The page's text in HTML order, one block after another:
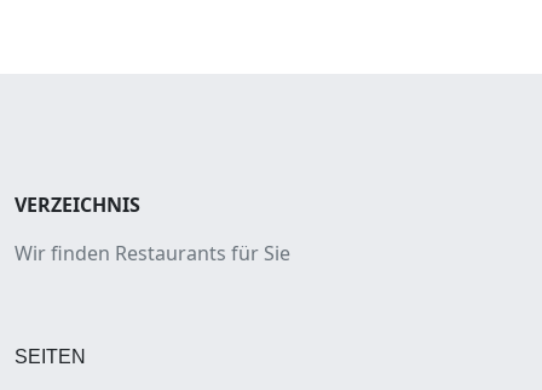
VERZEICHNIS
Wir finden Restaurants für Sie
SEITEN